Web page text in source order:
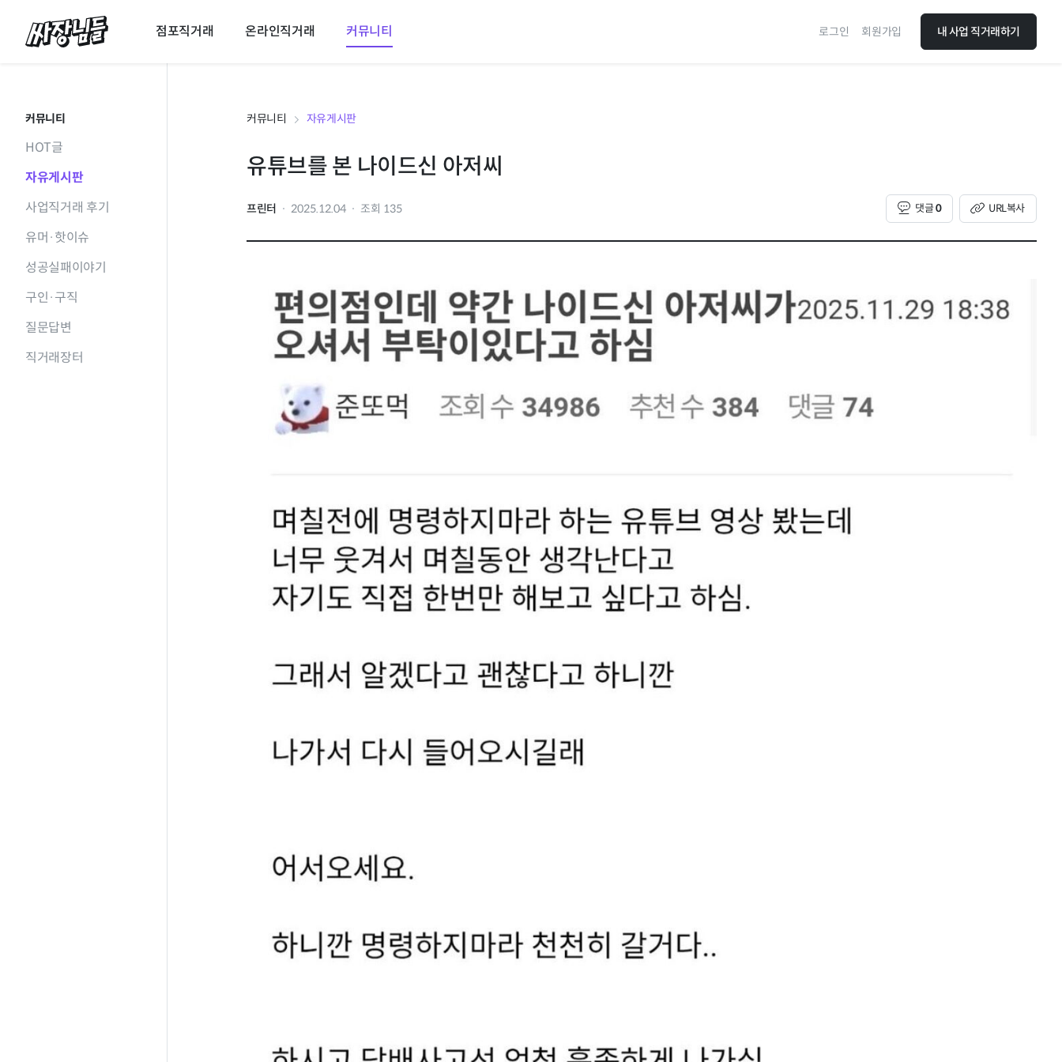
싸장님들 점포직거래 온라인직거래 커뮤니티 로그인 회원가입 내 사업 직거래하기
커뮤니티
HOT글
자유게시판
사업직거래 후기
유머·핫이슈
성공실패이야기
구인·구직
질문답변
직거래장터
커뮤니티 자유게시판
유튜브를 본 나이드신 아저씨
프린터 2025.12.04 조회 135 댓글0 URL복사